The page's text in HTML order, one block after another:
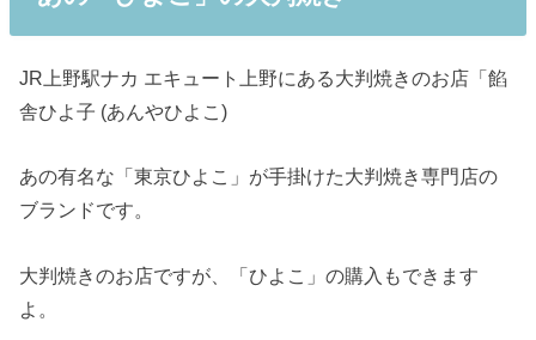
JR上野駅ナカ エキュート上野にある大判焼きのお店「餡
舎ひよ子 (あんやひよこ)
あの有名な「東京ひよこ」が手掛けた大判焼き専門店の
ブランドです。
大判焼きのお店ですが、「ひよこ」の購入もできます
よ。